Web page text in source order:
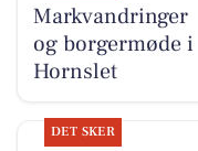
Markvandringer
og borgermøde i
Hornslet
DET SKER